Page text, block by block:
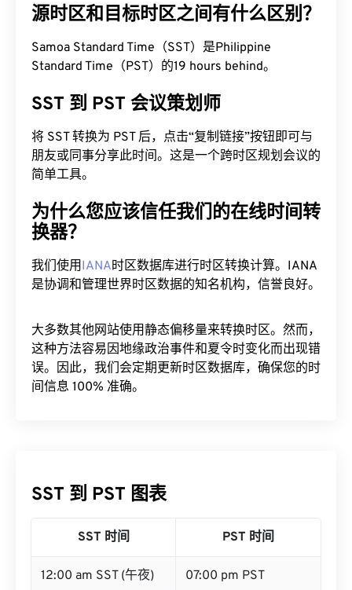
源时区和目标时区之间有什么区别？
Samoa Standard Time（SST）是Philippine
Standard Time（PST）的19 hours behind。
SST 到 PST 会议策划师
将 SST 转换为 PST 后，点击“复制链接”按钮即可与
朋友或同事分享此时间。这是一个跨时区规划会议的
简单工具。
为什么您应该信任我们的在线时间转
换器？
我们使用IANA时区数据库进行时区转换计算。IANA
是协调和管理世界时区数据的知名机构，信誉良好。
大多数其他网站使用静态偏移量来转换时区。然而，
这种方法容易因地缘政治事件和夏令时变化而出现错
误。因此，我们会定期更新时区数据库，确保您的时
间信息 100% 准确。
SST 到 PST 图表
SST 时间 PST 时间
12:00 am SST (午夜) 07:00 pm PST